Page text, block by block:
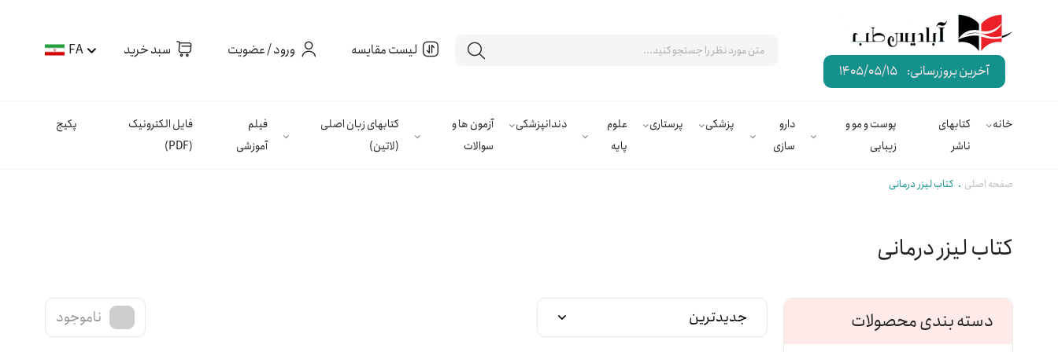
آخرین بروزرسانی: 1405/05/15
لیست مقایسه ورود / عضویت سبد خرید FA
خانه
کتابهای
ناشر
پوست و مو و
زیبایی
دارو
سازی
پزشکی پرستاری
علوم
پایه
دندانپزشکی
آزمون ها و
سوالات
کتابهای زبان اصلی
(لاتین)
فیلم
آموزشی
فایل الکترونیک
(PDF)
پکیج
صفحه اصلی کتاب لیزر درمانی
کتاب لیزر درمانی
دسته بندی محصولات ناموجود